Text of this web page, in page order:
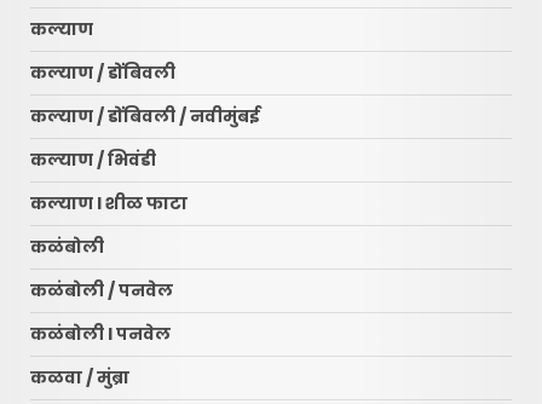
कल्याण
कल्याण / डोंबिवली
कल्याण / डोंबिवली / नवीमुंबई
कल्याण / भिवंडी
कल्याण l शीळ फाटा
कळंबोली
कळंबोली / पनवेल
कळंबोली l पनवेल
कळवा / मुंब्रा